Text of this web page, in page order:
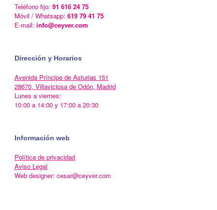
Teléfono fijo: 91 616 24 75
Móvil / Whatsapp: 619 79 41 75
E-mail: info@ceyver.com
Dirección y Horarios
Avenida Príncipe de Asturias 151
28670, Villaviciosa de Odón, Madrid
Lunes a viernes:
10:00 a 14:00 y 17:00 a 20:30
Información web
Política de privacidad
Aviso Legal
Web designer: cesar@ceyver.com